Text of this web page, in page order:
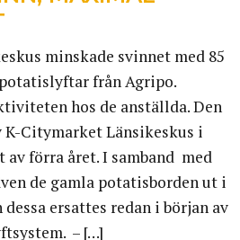
minskade svinnet med 85
från Agripo.
hos de anställda. Den
K-Citymarket Länsikeskus i
förra året. I samband med
de gamla potatisborden ut i
ersattes redan i början av
– […]